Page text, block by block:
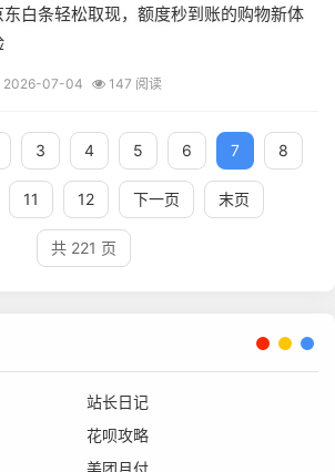
东白条轻松取现，额度秒到账的购物新体
2026-07-04 147 阅读
3 4 5 6 7 8
11 12 下一页 末页
共 221 页
站长日记
花呗攻略
美团月付